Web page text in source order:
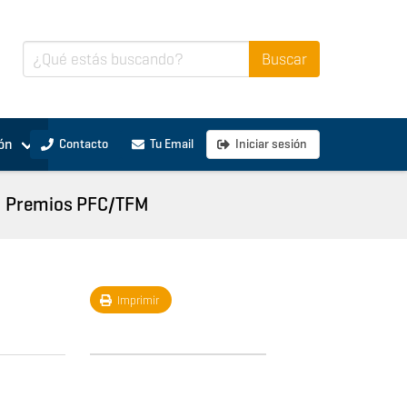
Contacto Tu Email Iniciar sesión
Premios PFC/TFM
Imprimir